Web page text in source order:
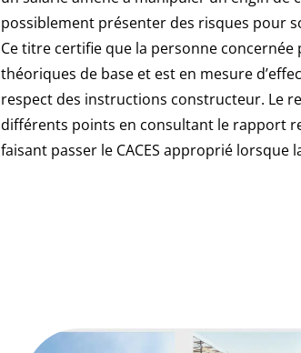
possiblement présenter des risques pour
Ce titre certifie que la personne concernée
théoriques de base et est en mesure
respect des instructions constructeur. Le
différents points en consultant le rapport
faisant passer le CACES approprié lorsque